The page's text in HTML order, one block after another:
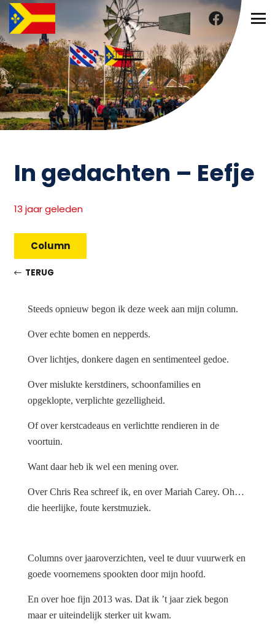
In gedachten – Eefje
13 jaar geleden
Column
TERUG
Steeds opnieuw begon ik deze week aan mijn column.
Over echte bomen en nepperds.
Over lichtjes, donkere dagen en sentimenteel gedoe.
Over mislukte kerstdiners, schoonfamilies en
opgeklopte, verplichte gezelligheid.
Of over kerstcadeaus en verlichtte rendieren in de
voortuin.
Want daar heb ik wel een mening over.
Over Chris Rea schreef ik, en over Mariah Carey. Oh…
die heerlijke, foute kerstmuziek.
Columns over jaaroverzichten, veel te duur vuurwerk en
goede voornemens spookten door mijn hoofd.
En over hoe fijn 2013 was. Dat ik ’t jaar ziek begon
maar er uiteindelijk sterker uit kwam.